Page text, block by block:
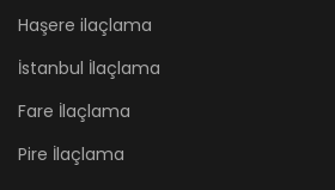
Haşere ilaçlama
İstanbul İlaçlama
Fare İlaçlama
Pire İlaçlama